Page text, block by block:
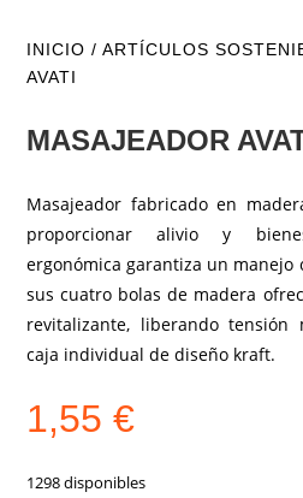
INICIO /ARTÍCULOS
AVATI
MASAJEADOR
Masajeador fabricado en
proporcionar alivio y
ergonómica garantiza un manejo
sus cuatro bolas de madera
revitalizante, liberando tensión
caja individual de diseño kraft.
1,55€
1298 disponibles